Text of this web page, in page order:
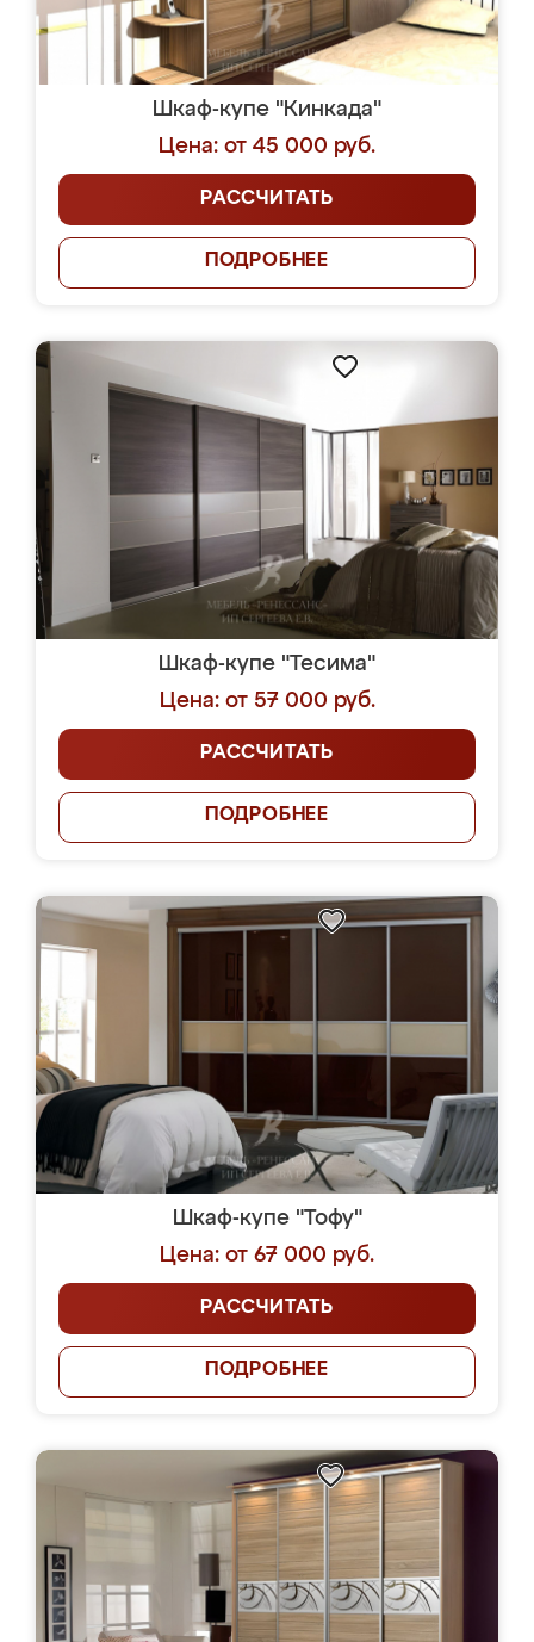
Шкаф-купе "Кинкада"
Цена: от 45 000 руб.
РАССЧИТАТЬ
ПОДРОБНЕЕ
Шкаф-купе "Тесима"
Цена: от 57 000 руб.
РАССЧИТАТЬ
ПОДРОБНЕЕ
Шкаф-купе "Тофу"
Цена: от 67 000 руб.
РАССЧИТАТЬ
ПОДРОБНЕЕ